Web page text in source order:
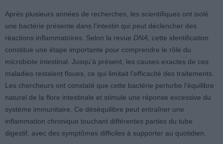
Après plusieurs années de recherches, les scientifiques ont isolé
une bactérie présente dans l’intestin qui peut déclencher des
réactions inflammatoires. Selon la revue DNA , cette identification
constitue une étape importante pour comprendre le rôle du
microbiote intestinal. Jusqu’à présent, les causes exactes de ces
maladies restaient floues, ce qui limitait l’efficacité des traitements.
Les chercheurs ont constaté que cette bactérie perturbe l’équilibre
naturel de la flore intestinale et stimule une réponse excessive du
système immunitaire. Ce déséquilibre peut entraîner une
inflammation chronique touchant différentes parties du tube
digestif, avec des symptômes difficiles à supporter au quotidien.